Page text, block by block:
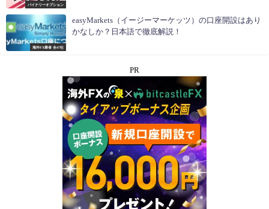
バイナリーオプション
海外FX業者 全47社
easyMarkets（イージーマーケッツ）の口座開設はあり
かなしか？日本語で徹底解説！
PR